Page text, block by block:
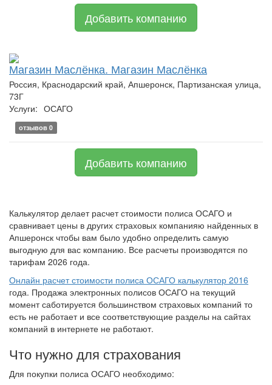
Добавить компанию
Магазин Маслёнка. Магазин Маслёнка
Россия, Краснодарский край, Апшеронск, Партизанская улица,
73Г
Услуги: ОСАГО
отзывов 0
Добавить компанию
Калькулятор делает расчет стоимости полиса ОСАГО и
сравнивает цены в других страховых компанияю найденных в
Апшеронск чтобы вам было удобно определить самую
выгодную для вас компанию. Все расчеты производятся по
тарифам 2026 года.
Онлайн расчет стоимости полиса ОСАГО калькулятор 2016
года. Продажа электронных полисов ОСАГО на текущий
момент саботируется большинством страховых компаний то
есть не работает и все соответствующие разделы на сайтах
компаний в интернете не работают.
Что нужно для страхования
Для покупки полиса ОСАГО необходимо: